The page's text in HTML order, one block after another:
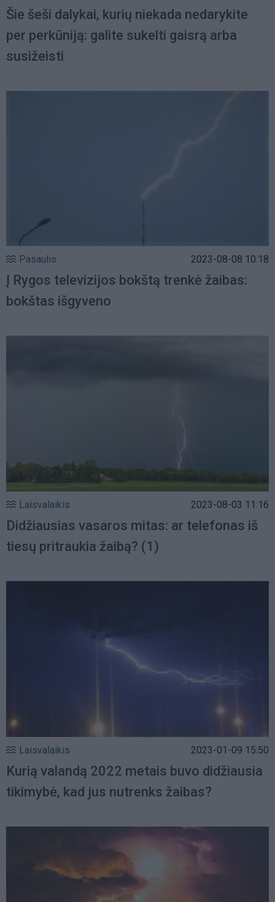
Šie šeši dalykai, kurių niekada nedarykite
per perkūniją: galite sukelti gaisrą arba
susižeisti
Pasaulis 2023-08-08 10:18
Į Rygos televizijos bokštą trenkė žaibas:
bokštas išgyveno
Laisvalaikis 2023-08-03 11:16
Didžiausias vasaros mitas: ar telefonas iš
tiesų pritraukia žaibą? (1)
Laisvalaikis 2023-01-09 15:50
Kurią valandą 2022 metais buvo didžiausia
tikimybė, kad jus nutrenks žaibas?